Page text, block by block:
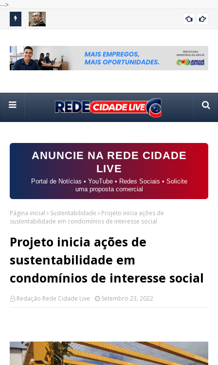
-->
em emendas parlamentares após auditoria do TCU
POLÍTICA
ANUNCIE NA REDE CIDADE
LIVE
Portal de Notícias • YouTube • Redes Sociais • Solicite
uma proposta comercial
Página inicial Sustentabilidade
Projeto inicia ações de
sustentabilidade em condomínios de interesse social
Projeto inicia ações de
sustentabilidade em
condomínios de interesse social
Redação Rede Cidade Live Setembro 23, 2022